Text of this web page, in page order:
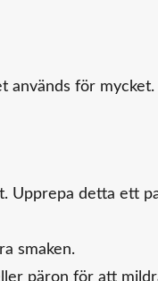
används för mycket.
Upprepa detta ett
smaken.
päron för att